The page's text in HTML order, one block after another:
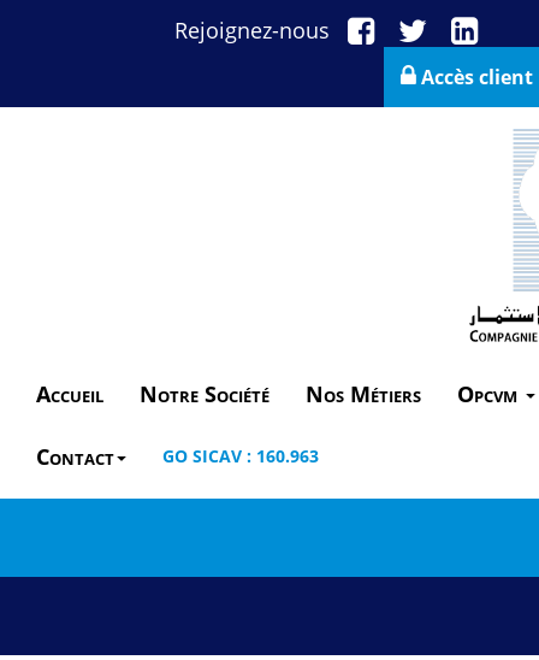
Rejoignez-nous
Accès client
Accueil Notre Société Nos Métiers Opcvm
Contact GO SICAV : 160.963